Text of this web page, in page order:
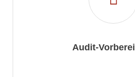
Audit-